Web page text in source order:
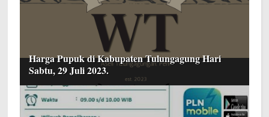
Harga Pupuk di Kabupaten Tulungagung Hari
Sabtu, 29 Juli 2023.